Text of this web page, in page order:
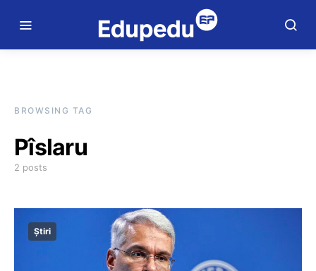
BROWSING TAG
Pîslaru
2 posts
Știri